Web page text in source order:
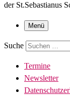
der St.Sebastianus
Menü
Suche
Termine
Newsletter